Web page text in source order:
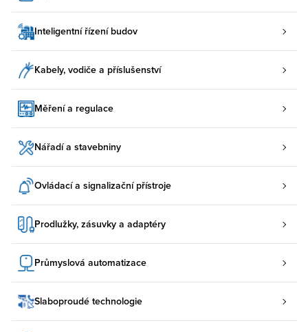
Inteligentní řízení budov
Kabely, vodiče a příslušenství
Měření a regulace
Nářadí a stavebniny
Ovládací a signalizační přístroje
Prodlužky, zásuvky a adaptéry
Průmyslová automatizace
Slaboproudé technologie